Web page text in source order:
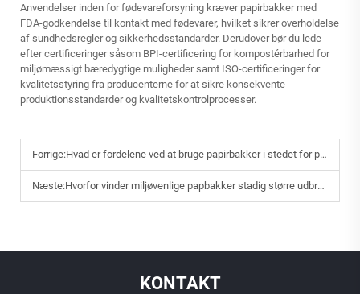
Anvendelser inden for fødevareforsyning kræver papirbakker med
FDA-godkendelse til kontakt med fødevarer, hvilket sikrer overholdelse
af sundhedsregler og sikkerhedsstandarder. Derudover bør du lede
efter certificeringer såsom BPI-certificering for kompostérbarhed for
miljømæssigt bæredygtige muligheder samt ISO-certificeringer for
kvalitetsstyring fra producenterne for at sikre konsekvente
produktionsstandarder og kvalitetskontrolprocesser.
Forrige:Hvad er fordelene ved at bruge papirbakker i stedet for plastbakker?
Næste:Hvorfor vinder miljøvenlige papbakker stadig større udbredelse verden over?
KONTAKT